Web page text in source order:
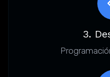
3.